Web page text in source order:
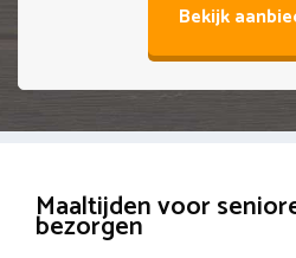
Bekijk
Maaltijden voor
bezorgen